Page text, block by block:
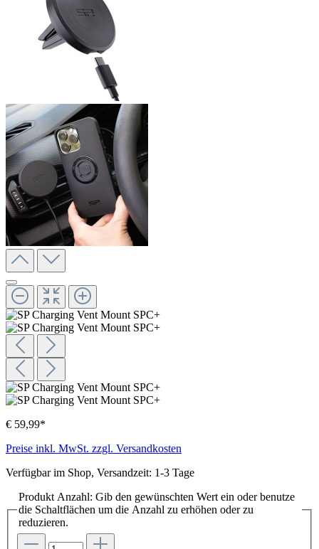
€ 59,99*
Preise inkl. MwSt. zzgl. Versandkosten
Verfügbar im Shop, Versandzeit: 1-3 Tage
Produkt Anzahl: Gib den gewünschten Wert ein oder benutze
die Schaltflächen um die Anzahl zu erhöhen oder zu
reduzieren.